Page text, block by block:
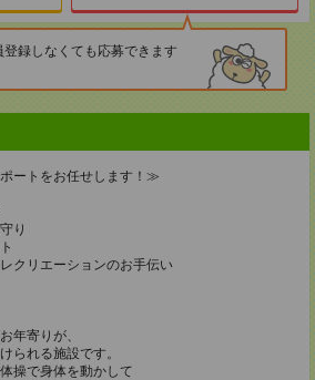
登録しなくても応募できます
ートをお任せします！≫
り
クリエーションのお手伝い
年寄りが、
られる施設です。
操で身体を動かして